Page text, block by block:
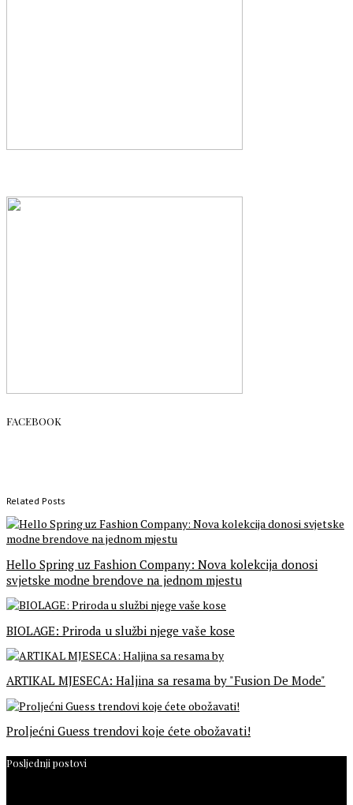
FACEBOOK
Related Posts
Hello Spring uz Fashion Company: Nova kolekcija donosi
svjetske modne brendove na jednom mjestu
BIOLAGE: Priroda u službi njege vaše kose
ARTIKAL MJESECA: Haljina sa resama by "Fusion De Mode"
Proljećni Guess trendovi koje ćete obožavati!
Posljednji postovi